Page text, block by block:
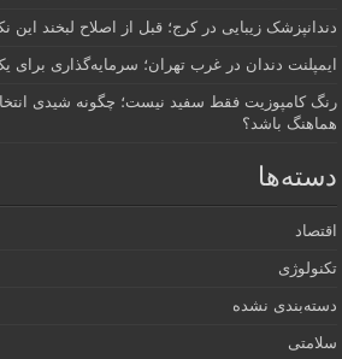
دندانپزشک زیبایی در کرج؛ قبل از اصلاح لبخند این
ایمپلنت دندان در غرب تهران؛ سرمایه‌گذاری برای یک
رنگ کامپوزیت فقط سفید نیست؛ چگونه شیدی
هماهنگ باشد؟
دسته‌ها
اقتصاد
تکنولوژی
دسته‌بندی نشده
سلامتی